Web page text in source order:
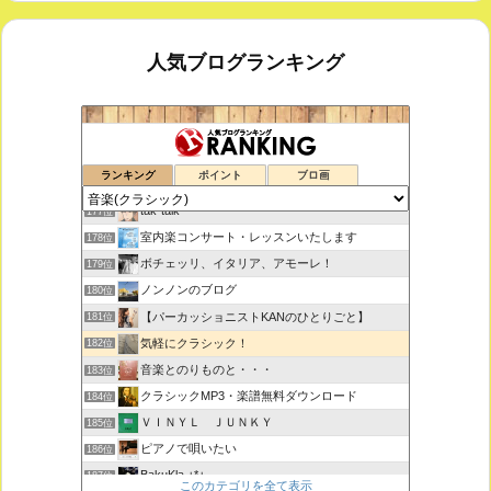
人気ブログランキング
ランキング ポイント ブロ画
鑑賞空間・忘れられない作品
176位 思えば遠くへ来たもんだ
177位 tak-talk
178位 室内楽コンサート・レッスンいたします
179位 ボチェッリ、イタリア、アモーレ！
180位 ノンノンのブログ
181位 【パーカッショニストKANのひとりごと】
182位 気軽にクラシック！
183位 音楽とのりものと・・・
184位 クラシックMP3・楽譜無料ダウンロード
185位 ＶＩＮＹＬ ＪＵＮＫＹ
186位 ピアノで唄いたい
187位
BakuKla +*+
このカテゴリを全て表示